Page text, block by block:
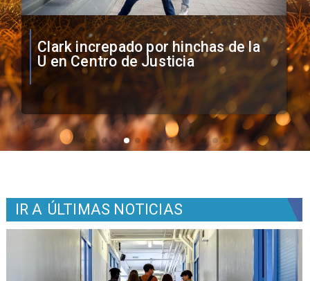
Vozinha firma contrato con Colo
Colo como nuevo arquero
IR A ÚLTIMAS NOTICIAS